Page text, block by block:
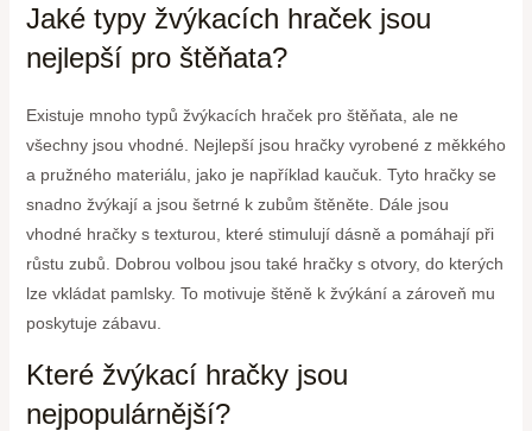
Jaké typy žvýkacích hraček jsou
nejlepší pro štěňata?
Existuje mnoho typů žvýkacích hraček pro štěňata, ale ne
všechny jsou vhodné. Nejlepší jsou hračky vyrobené z měkkého
a pružného materiálu, jako je například kaučuk. Tyto hračky se
snadno žvýkají a jsou šetrné k zubům štěněte. Dále jsou
vhodné hračky s texturou, které stimulují dásně a pomáhají při
růstu zubů. Dobrou volbou jsou také hračky s otvory, do kterých
lze vkládat pamlsky. To motivuje štěně k žvýkání a zároveň mu
poskytuje zábavu.
Které žvýkací hračky jsou
nejpopulárnější?